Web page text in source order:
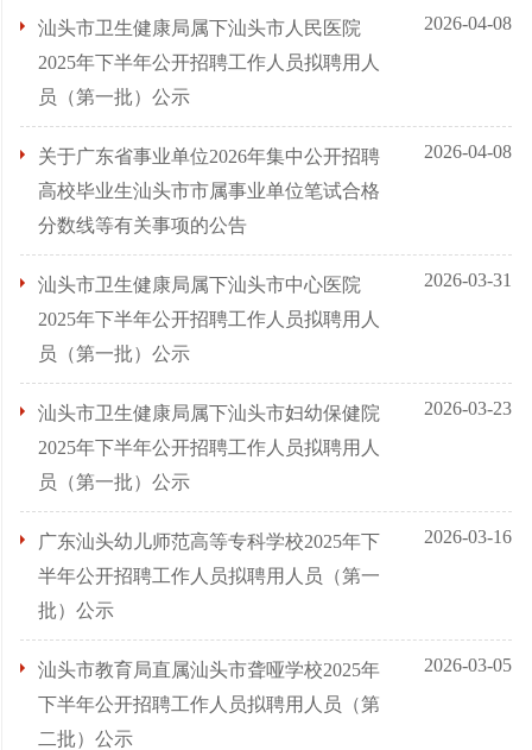
汕头市卫生健康局属下汕头市人民医院
2025年下半年公开招聘工作人员拟聘用人
员（第一批）公示
2026-04-08
关于广东省事业单位2026年集中公开招聘
高校毕业生汕头市市属事业单位笔试合格
分数线等有关事项的公告
2026-04-08
汕头市卫生健康局属下汕头市中心医院
2025年下半年公开招聘工作人员拟聘用人
员（第一批）公示
2026-03-31
汕头市卫生健康局属下汕头市妇幼保健院
2025年下半年公开招聘工作人员拟聘用人
员（第一批）公示
2026-03-23
广东汕头幼儿师范高等专科学校2025年下
半年公开招聘工作人员拟聘用人员（第一
批）公示
2026-03-16
汕头市教育局直属汕头市聋哑学校2025年
下半年公开招聘工作人员拟聘用人员（第
二批）公示
2026-03-05